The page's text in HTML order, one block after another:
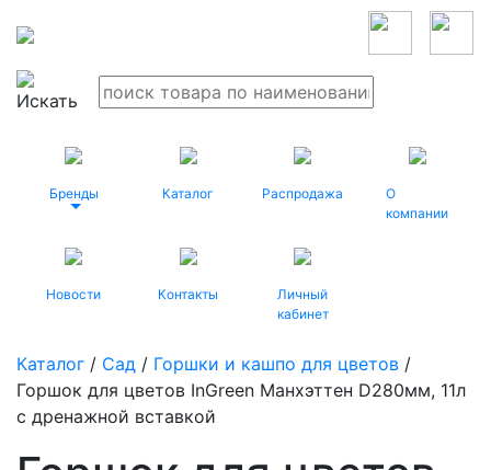
Бренды Каталог Распродажа
О
компании
Новости Контакты
Личный
кабинет
Каталог / Сад / Горшки и кашпо для цветов /
Горшок для цветов InGreen Манхэттен D280мм, 11л
c дренажной вставкой